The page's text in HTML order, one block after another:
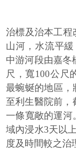
治標及治本工程
山河，水流平
中游河段由嘉冬
尺，寬100公尺
最蜿蜒的地區
至利生醫院前，
一條寬敞的運河
域內浸水3天以
度及時間較之治